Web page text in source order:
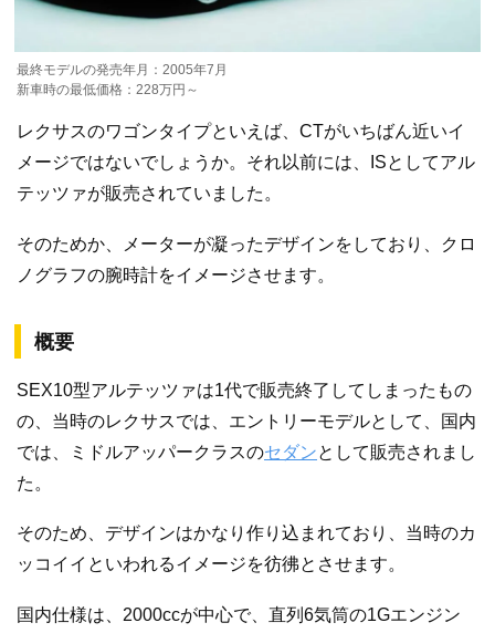
最終モデルの発売年月：2005年7月
新車時の最低価格：228万円～
レクサスのワゴンタイプといえば、CTがいちばん近いイ
メージではないでしょうか。それ以前には、ISとしてアル
テッツァが販売されていました。
そのためか、メーターが凝ったデザインをしており、クロ
ノグラフの腕時計をイメージさせます。
概要
SEX10型アルテッツァは1代で販売終了してしまったもの
の、当時のレクサスでは、エントリーモデルとして、国内
では、ミドルアッパークラスのセダンとして販売されまし
た。
そのため、デザインはかなり作り込まれており、当時のカ
ッコイイといわれるイメージを彷彿とさせます。
国内仕様は、2000ccが中心で、直列6気筒の1Gエンジン